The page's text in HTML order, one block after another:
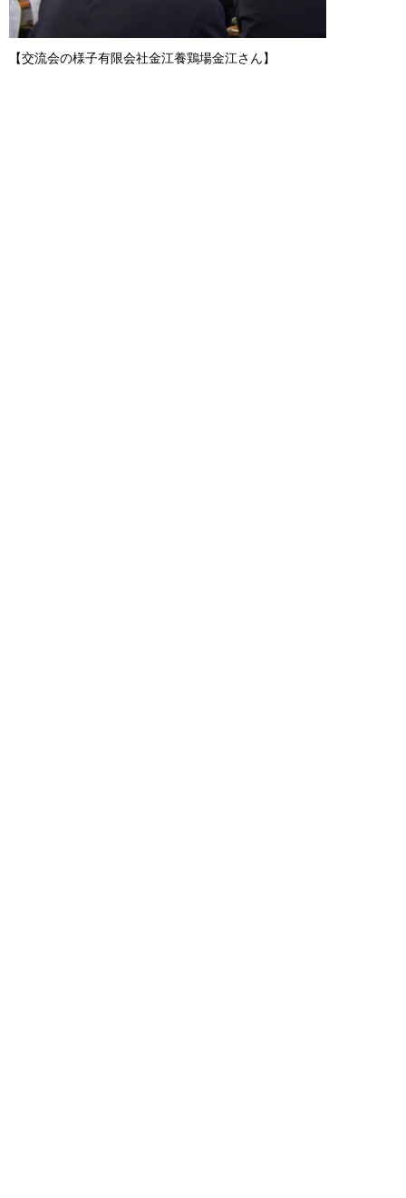
【交流会の様子有限会社金江養鶏場金江さん】